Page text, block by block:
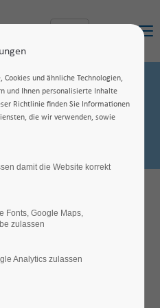
Umwelt GmbH
und ähnliche Technologien,
und Ihnen personalisierte Inhalte
Richtlinie finden Sie Informationen
die wir verwenden, sowie
damit die Website korrekt
Fonts, Google Maps,
zulassen
Analytics zulassen